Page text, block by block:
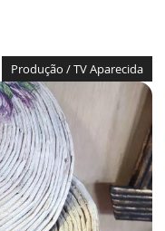
Produção / TV Aparecida